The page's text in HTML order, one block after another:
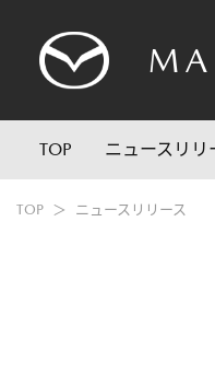
TOP ニュースリリ
TOP ニュースリリース